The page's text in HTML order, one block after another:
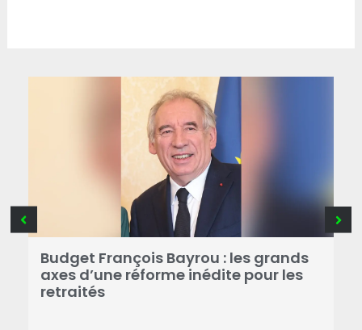
Budget François Bayrou : les grands
axes d’une réforme inédite pour les
retraités